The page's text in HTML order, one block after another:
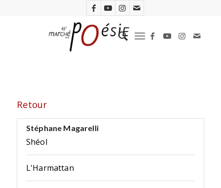
Retour
Stéphane Magarelli
Shéol
L'Harmattan